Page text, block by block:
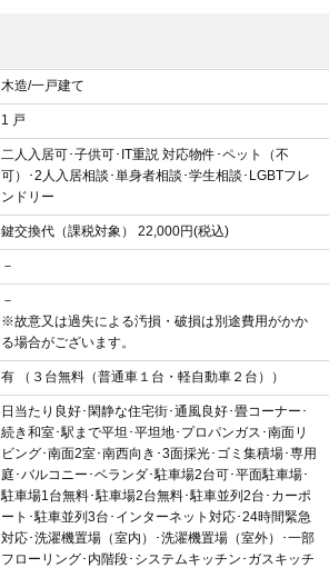
木造/一戸建て
1 戸
二人入居可･子供可･IT重説 対応物件･ペット（不
可）･2人入居相談･単身者相談･学生相談･LGBTフレ
ンドリー
鍵交換代（課税対象） 22,000円(税込)
－
－
※故意又は過失による汚損・破損は別途費用がかか
る場合がございます。
有 （３台無料（普通車１台・軽自動車２台））
日当たり良好･閑静な住宅街･通風良好･畳コーナー･
続き和室･駅まで平坦･平坦地･プロパンガス･南面リ
ビング･南面2室･南西向き･3面採光･ゴミ集積場･専用
庭･バルコニー･ベランダ･駐車場2台可･平面駐車場･
駐車場1台無料･駐車場2台無料･駐車並列2台･カーポ
ート･駐車並列3台･インターネット対応･24時間緊急
対応･洗濯機置場（室内）･洗濯機置場（室外）･一部
フローリング･内階段･システムキッチン･ガスキッチ